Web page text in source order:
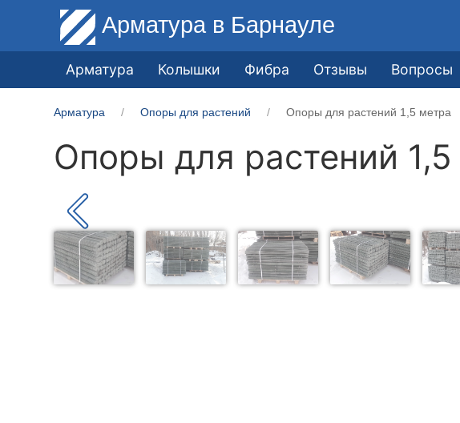
Арматура в Барнауле
Арматура Колышки Фибра Отзывы Вопросы
Арматура Опоры для растений Опоры для растений 1,5 метра
Опоры для растений